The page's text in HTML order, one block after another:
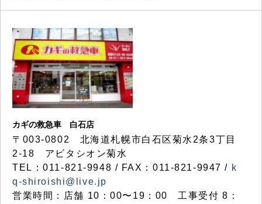
カギの救急車 白石店
〒003-0802 北海道札幌市白石区菊水2条3丁目
2-18 アビタシオン菊水
TEL：011-821-9948 / FAX：011-821-9947 / k
q-shiroishi@live.jp
営業時間：店舗 10：00〜19：00 工事受付 8：